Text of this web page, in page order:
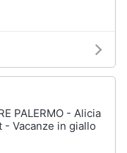
PALERMO - Alicia
Vacanze in giallo